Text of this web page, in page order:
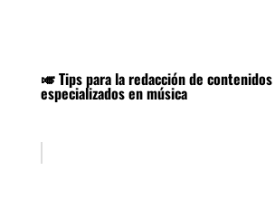
🎺 Tips para la redacción de
especializados en música